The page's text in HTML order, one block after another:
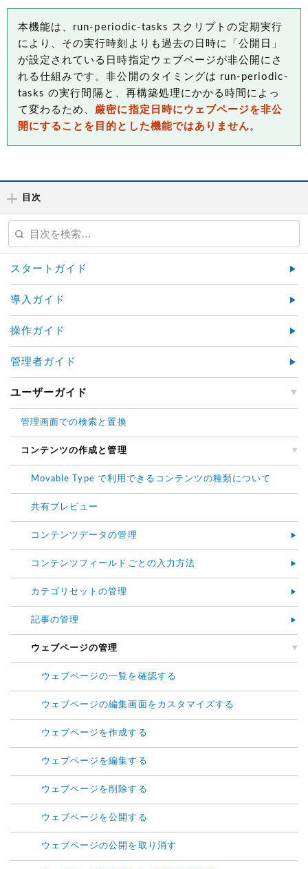
本機能は、run-periodic-tasks スクリプトの定期実行
により、その実行時刻よりも過去の日時に「公開日」
が設定されている日時指定ウェブページが非公開にさ
れる仕組みです。非公開のタイミングは run-periodic-
tasks の実行間隔と、再構築処理にかかる時間によっ
て変わるため、 厳密に指定日時にウェブページを非公
開にすることを目的とした機能ではありません。
目次
スタートガイド
導入ガイド
操作ガイド
管理者ガイド
ユーザーガイド
管理画面での検索と置換
コンテンツの作成と管理
Movable Type で利用できるコンテンツの種類について
共有プレビュー
コンテンツデータの管理
コンテンツフィールドごとの入力方法
カテゴリセットの管理
記事の管理
ウェブページの管理
ウェブページの一覧を確認する
ウェブページの編集画面をカスタマイズする
ウェブページを作成する
ウェブページを編集する
ウェブページを削除する
ウェブページを公開する
ウェブページの公開を取り消す